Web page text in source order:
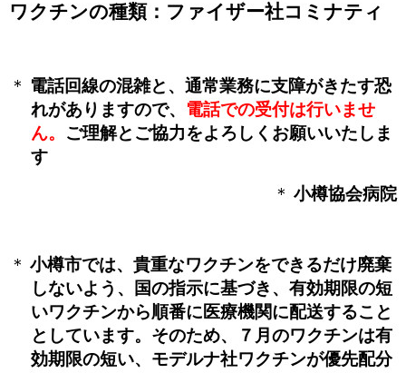
ワクチンの種類：ファイザー社コミナティ
＊ 電話回線の混雑と、通常業務に支障がきたす恐
れがありますので、 電話での受付は行いませ
ん。 ご理解とご協力をよろしくお願いいたしま
す
＊ 小樽協会病院
＊ 小樽市では、貴重なワクチンをできるだけ廃棄
しないよう、国の指示に基づき、有効期限の短
いワクチンから順番に医療機関に配送すること
としています。そのため、７月のワクチンは有
効期限の短い、モデルナ社ワクチンが優先配分